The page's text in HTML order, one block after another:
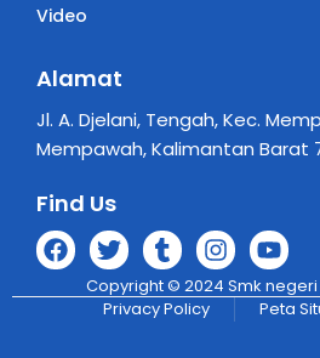
Video
Alamat
Jl. A. Djelani, Tengah, Kec.
Mempawah, Kalimantan Barat
Find Us
Copyright © 2024 Smk
Privacy Policy
Peta